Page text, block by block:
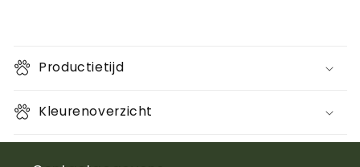
Productietijd
Kleurenoverzicht